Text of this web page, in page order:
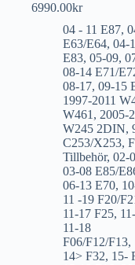
6990.00kr
04 - 11 E87,
E63/E64, 04-
E83, 05-09,
08-14 E71/
08-17, 09-15
1997-2011
W461, 2005-
W245 2DIN,
C253/X253,
Tillbehör, 02-
03-08 E85/
06-13 E70,
11 -19 F20/
11-17 F25,
11-18
F06/F12/F13,
14> F32, 15-